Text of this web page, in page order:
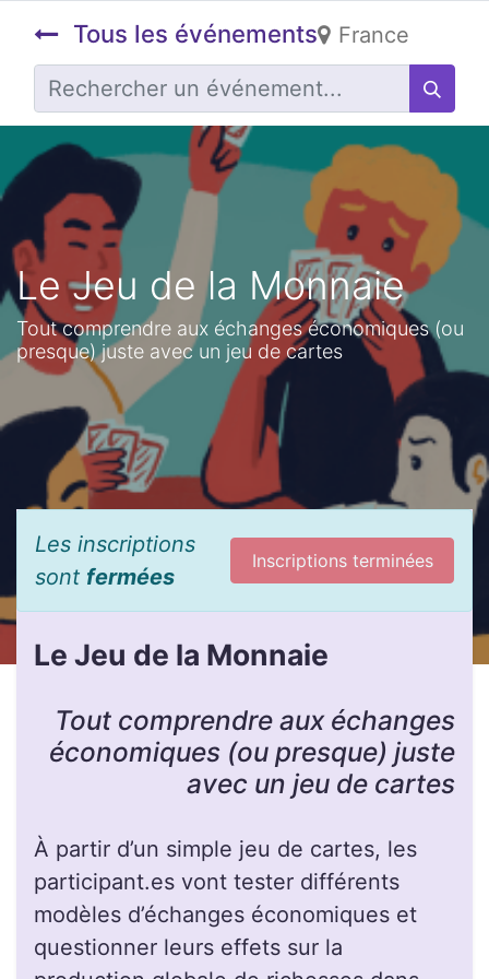
Tous les événements France
Le Jeu de la Monnaie
Tout comprendre aux échanges économiques (ou
presque) juste avec un jeu de cartes
Les inscriptions
sont fermées
Inscriptions terminées
Le Jeu de la Monnaie
Tout comprendre aux échanges
économiques (ou presque) juste
avec un jeu de cartes
À partir d’un simple jeu de cartes, les
participant.es vont tester différents
modèles d’échanges économiques et
questionner leurs effets sur la